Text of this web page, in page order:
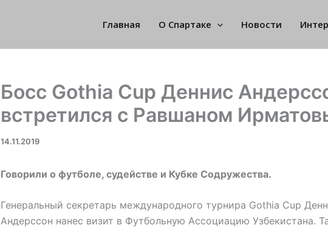
Главная О Спартаке Новости
Босс Gothia Cup Деннис
встретился с Равшаном
14.11.2019
Говорили о футболе, судействе и Кубке Содружества.
Генеральный секретарь международного турнира Gothia Cup
Андерссон нанес визит в Футбольную Ассоциацию Узбекистана.